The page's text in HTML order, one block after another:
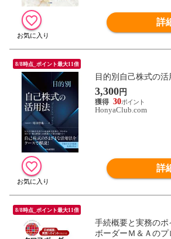
詳
8/8時点_ポイント最大11倍
目的別自己株式の
3,300円
30
HonyaClub.com
詳
8/8時点_ポイント最大11倍
手続概要と実務の
ボーダーＭ＆Ａの